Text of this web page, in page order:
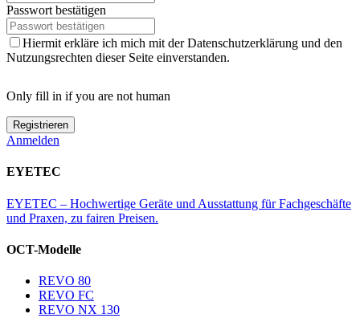
Passwort bestätigen
Hiermit erkläre ich mich mit der Datenschutzerklärung und den
Nutzungsrechten dieser Seite einverstanden.
Only fill in if you are not human
Anmelden
EYETEC
EYETEC – Hochwertige Geräte und Ausstattung für Fachgeschäfte
und Praxen, zu fairen Preisen.
OCT-Modelle
REVO 80
REVO FC
REVO NX 130